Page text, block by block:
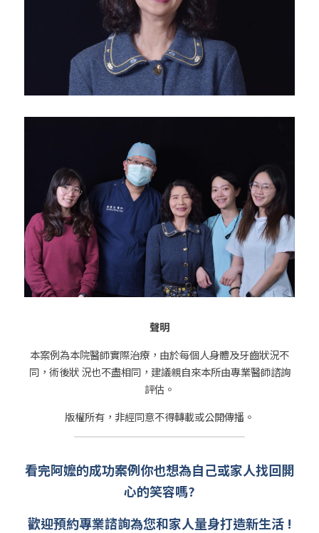
聲明
本案例為本院醫師實際治療，由於每個人身體及牙齒狀況不
同，術後狀 況也不盡相同，建議親自來本所由專業醫師諮詢
評估。
版權所有，非經同意不得轉載或公開傳播。
看完阿嬤的成功案例你也想為自己或家人找回開
心的笑容嗎?
歡迎預約專業諮詢為您和家人量身打造新生活 !